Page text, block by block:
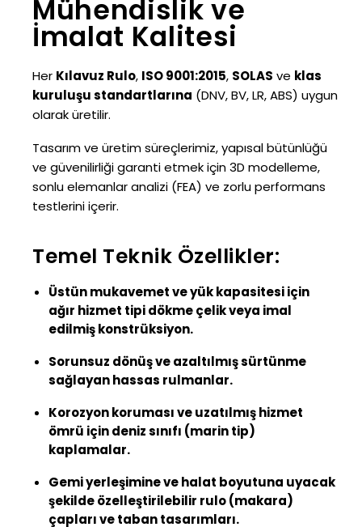
Mühendislik ve
İmalat Kalitesi
Her Kılavuz Rulo, ISO 9001:2015, SOLAS ve klas
kuruluşu standartlarına (DNV, BV, LR, ABS) uygun
olarak üretilir.
Tasarım ve üretim süreçlerimiz, yapısal bütünlüğü
ve güvenilirliği garanti etmek için 3D modelleme,
sonlu elemanlar analizi (FEA) ve zorlu performans
testlerini içerir.
Temel Teknik Özellikler:
Üstün mukavemet ve yük kapasitesi için
ağır hizmet tipi dökme çelik veya imal
edilmiş konstrüksiyon.
Sorunsuz dönüş ve azaltılmış sürtünme
sağlayan hassas rulmanlar.
Korozyon koruması ve uzatılmış hizmet
ömrü için deniz sınıfı (marin tip)
kaplamalar.
Gemi yerleşimine ve halat boyutuna uyacak
şekilde özelleştirilebilir rulo (makara)
çapları ve taban tasarımları.